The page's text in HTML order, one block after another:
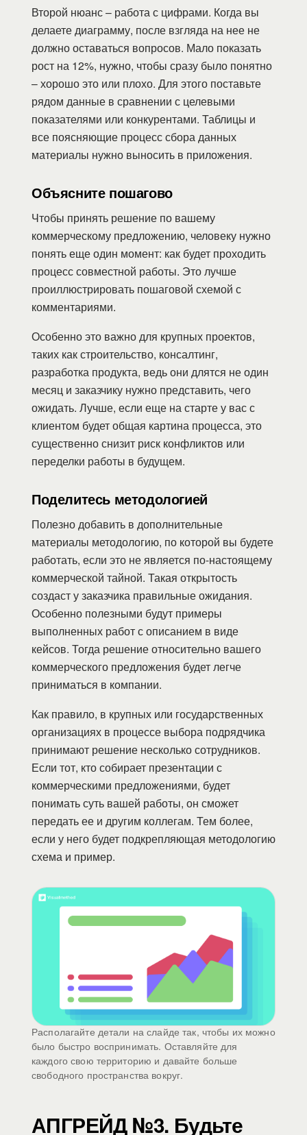
Второй нюанс – работа с цифрами. Когда вы
делаете диаграмму, после взгляда на нее не
должно оставаться вопросов. Мало показать
рост на 12%, нужно, чтобы сразу было понятно
– хорошо это или плохо. Для этого поставьте
рядом данные в сравнении с целевыми
показателями или конкурентами. Таблицы и
все поясняющие процесс сбора данных
материалы нужно выносить в приложения.
Объясните пошагово
Чтобы принять решение по вашему
коммерческому предложению, человеку нужно
понять еще один момент: как будет проходить
процесс совместной работы. Это лучше
проиллюстрировать пошаговой схемой с
комментариями.
Особенно это важно для крупных проектов,
таких как строительство, консалтинг,
разработка продукта, ведь они длятся не один
месяц и заказчику нужно представить, чего
ожидать. Лучше, если еще на старте у вас с
клиентом будет общая картина процесса, это
существенно снизит риск конфликтов или
переделки работы в будущем.
Поделитесь методологией
Полезно добавить в дополнительные
материалы методологию, по которой вы будете
работать, если это не является по-настоящему
коммерческой тайной. Такая открытость
создаст у заказчика правильные ожидания.
Особенно полезными будут примеры
выполненных работ с описанием в виде
кейсов. Тогда решение относительно вашего
коммерческого предложения будет легче
приниматься в компании.
Как правило, в крупных или государственных
организациях в процессе выбора подрядчика
принимают решение несколько сотрудников.
Если тот, кто собирает презентации с
коммерческими предложениями, будет
понимать суть вашей работы, он сможет
передать ее и другим коллегам. Тем более,
если у него будет подкрепляющая методологию
схема и пример.
Располагайте детали на слайде так, чтобы их можно
было быстро воспринимать. Оставляйте для
каждого свою территорию и давайте больше
свободного пространства вокруг.
АПГРЕЙД №3. Будьте